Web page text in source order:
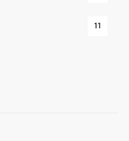
11